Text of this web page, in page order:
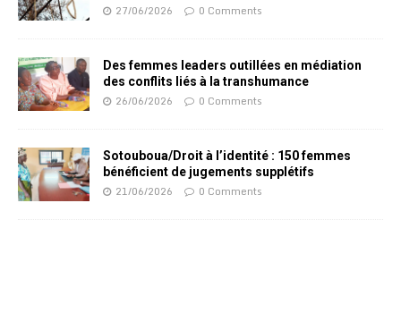
27/06/2026 0 Comments
Des femmes leaders outillées en médiation
des conflits liés à la transhumance
26/06/2026 0 Comments
Sotouboua/Droit à l’identité : 150 femmes
bénéficient de jugements supplétifs
21/06/2026 0 Comments